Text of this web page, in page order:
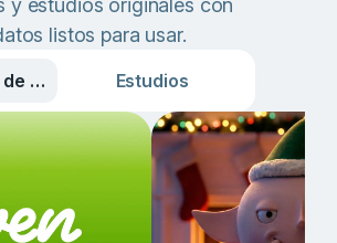
y estudios originales con
listos para usar.
prensa Estudios